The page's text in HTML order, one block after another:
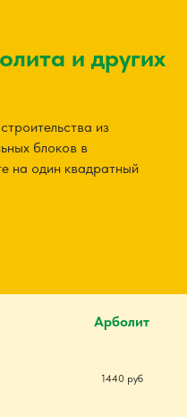
и других
из
блоков в
на один квадратный
Арболит
1440 руб